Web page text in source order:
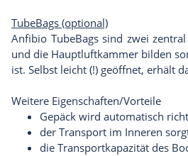
TubeBags (optional)
Anfibio TubeBags sind zwei
und die Hauptluftkammer bilden
ist. Selbst leicht (!) geöffnet, erhält
Weitere Eigenschaften/Vorteile
Gepäck wird automatisch
der Transport im Inneren
die Transportkapazität des